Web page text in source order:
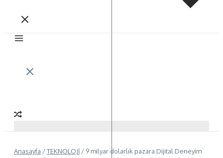
Anasayfa /TEKNOLOJİ / 9 milyar dolarlık pazara Dijital Deneyim